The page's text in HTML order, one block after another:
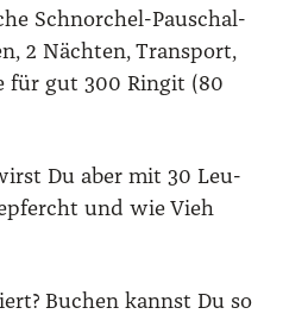
Schnor­chel-Pau­schal­
2 Näch­ten, Trans­port,
für gut 300 Rin­git (80
Du aber mit 30 Leu­
und wie Vieh
Buchen kannst Du so